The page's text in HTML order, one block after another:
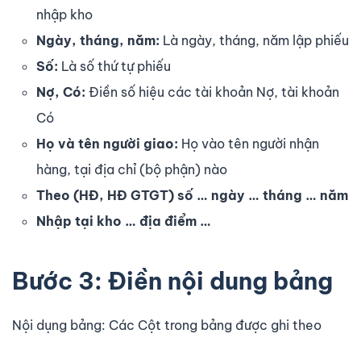
nhập kho
Ngày, tháng, năm: Là ngày, tháng, năm lập phiếu
Số: Là số thứ tự phiếu
Nợ, Có: Điền số hiệu các tài khoản Nợ, tài khoản
Có
Họ và tên người giao: Họ vào tên người nhận
hàng, tại địa chỉ (bộ phận) nào
Theo (HĐ, HĐ GTGT) số … ngày … tháng … năm
Nhập tại kho … địa điểm …
Bước 3: Điền nội dung bảng
Nội dụng bảng: Các Cột trong bảng được ghi theo